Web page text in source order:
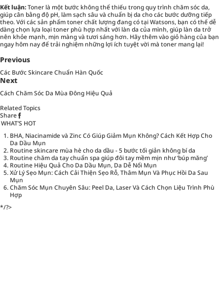
Kết luận:Toner là một bước không thể thiếu trong quy trình chăm sóc da,
giúp cân bằng độ pH, làm sạch sâu và chuẩn bị da cho các bước dưỡng tiếp
theo. Với các sản phẩm toner chất lượng đang có tại Watsons, bạn có thể dễ
dàng chọn lựa loại toner phù hợp nhất với làn da của mình, giúp làn da trở
nên khỏe mạnh, mịn màng và tươi sáng hơn. Hãy thêm vào giỏ hàng của bạn
ngay hôm nay để trải nghiệm những lợi ích tuyệt vời mà toner mang lại!
Previous
Các Bước Skincare Chuẩn Hàn Quốc
Next
Cách Chăm Sóc Da Mùa Đông Hiệu Quả
Related Topics
Share
WHAT’S HOT
BHA, Niacinamide và Zinc Có Giúp Giảm Mụn Không? Cách Kết Hợp Cho
Da Dầu Mụn
Routine skincare mùa hè cho da dầu - 5 bước tối giản không bí da
Routine chăm da tay chuẩn spa giúp đôi tay mềm mịn như ‘búp măng’
Routine Hiệu Quả Cho Da Dầu Mụn, Da Dễ Nổi Mụn
Xử Lý Sẹo Mụn: Cách Cải Thiện Sẹo Rỗ, Thâm Mụn Và Phục Hồi Da Sau
Mụn
Chăm Sóc Mụn Chuyên Sâu: Peel Da, Laser Và Cách Chọn Liệu Trình Phù
Hợp
*/?>